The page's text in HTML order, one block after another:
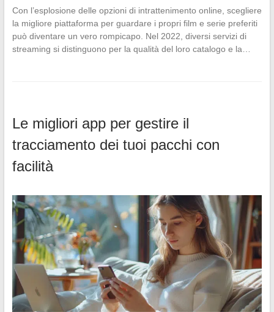
Con l’esplosione delle opzioni di intrattenimento online, scegliere
la migliore piattaforma per guardare i propri film e serie preferiti
può diventare un vero rompicapo. Nel 2022, diversi servizi di
streaming si distinguono per la qualità del loro catalogo e la…
Le migliori app per gestire il
tracciamento dei tuoi pacchi con
facilità